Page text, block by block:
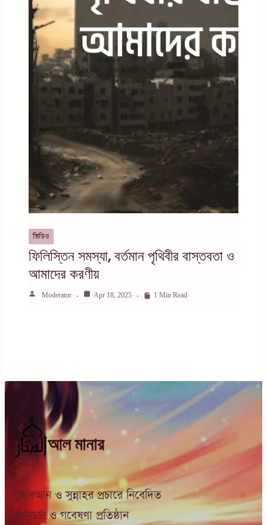
ভিডিও
ফিলিস্তিন সমস্যা, বর্তমান পৃথিবীর বাস্তবতা ও
আমাদের করণীয়
Moderator Apr 18, 2025 1 Min Read
আল মানার
কোরআন ও সুন্নাহর প্রচারে নিবেদিত
জ্ঞানচর্চা ও গবেষণা প্রতিষ্ঠান